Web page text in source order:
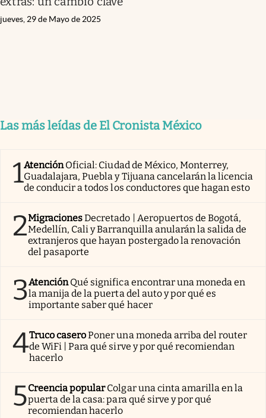
jueves, 29 de Mayo de 2025
Las más leídas de El Cronista México
1AtenciónOficial: Ciudad de México, Monterrey,
Guadalajara, Puebla y Tijuana cancelarán la licencia
de conducir a todos los conductores que hagan esto
2MigracionesDecretado | Aeropuertos de Bogotá,
Medellín, Cali y Barranquilla anularán la salida de
extranjeros que hayan postergado la renovación
del pasaporte
3AtenciónQué significa encontrar una moneda en
la manija de la puerta del auto y por qué es
importante saber qué hacer
4Truco caseroPoner una moneda arriba del router
de WiFi | Para qué sirve y por qué recomiendan
hacerlo
5Creencia popularColgar una cinta amarilla en la
puerta de la casa: para qué sirve y por qué
recomiendan hacerlo